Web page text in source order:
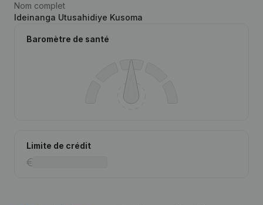
Nom complet
Ideinanga Utusahidiye Kusoma
Baromètre de santé
Limite de crédit